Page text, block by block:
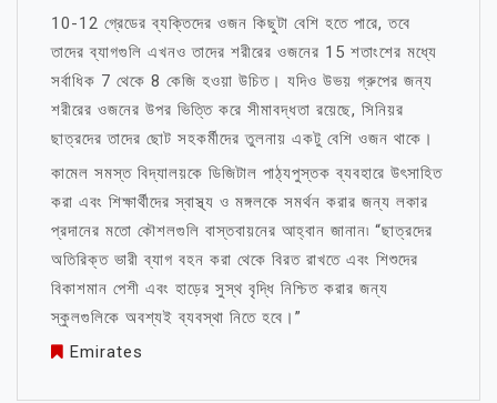
10-12 গ্রেডের ব্যক্তিদের ওজন কিছুটা বেশি হতে পারে, তবে
তাদের ব্যাগগুলি এখনও তাদের শরীরের ওজনের 15 শতাংশের মধ্যে
সর্বাধিক 7 থেকে 8 কেজি হওয়া উচিত। যদিও উভয় গ্রুপের জন্য
শরীরের ওজনের উপর ভিত্তি করে সীমাবদ্ধতা রয়েছে, সিনিয়র
ছাত্রদের তাদের ছোট সহকর্মীদের তুলনায় একটু বেশি ওজন থাকে।
কামেল সমস্ত বিদ্যালয়কে ডিজিটাল পাঠ্যপুস্তক ব্যবহারে উৎসাহিত
করা এবং শিক্ষার্থীদের স্বাস্থ্য ও মঙ্গলকে সমর্থন করার জন্য লকার
প্রদানের মতো কৌশলগুলি বাস্তবায়নের আহ্বান জানান৷ “ছাত্রদের
অতিরিক্ত ভারী ব্যাগ বহন করা থেকে বিরত রাখতে এবং শিশুদের
বিকাশমান পেশী এবং হাড়ের সুস্থ বৃদ্ধি নিশ্চিত করার জন্য
স্কুলগুলিকে অবশ্যই ব্যবস্থা নিতে হবে।”
Emirates